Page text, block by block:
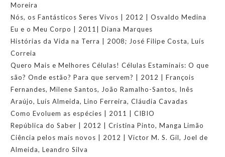
Moreira
Nós, os Fantásticos Seres Vivos | 2012 | Osvaldo Medina
Eu e o Meu Corpo | 2011| Diana Marques
Histórias da Vida na Terra | 2008; José Filipe Costa, Luís
Correia
Quero Mais e Melhores Células! Células Estaminais: O que
são? Onde estão? Para que servem? | 2012 | François
Fernandes, Milene Santos, João Ramalho-Santos, Inês
Araújo, Luís Almeida, Lino Ferreira, Cláudia Cavadas
Como Evoluem as espécies | 2011 | CIBIO
República do Saber | 2012 | Cristina Pinto, Manga Limão
Ciência pelos mais novos | 2012 | Victor M. S. Gil, Joel de
Almeida, Leandro Silva